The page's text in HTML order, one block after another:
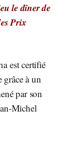
le dîner de
Prix
est certifié
à un
par son
Michel